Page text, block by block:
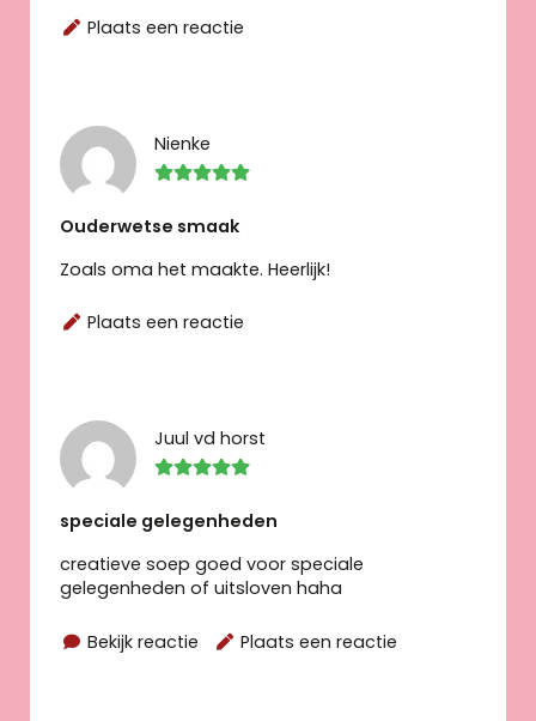
Plaats een reactie
Nienke
Ouderwetse smaak
Zoals oma het maakte. Heerlijk!
Plaats een reactie
Juul vd horst
speciale gelegenheden
creatieve soep goed voor speciale
gelegenheden of uitsloven haha
Bekijk reactie Plaats een reactie